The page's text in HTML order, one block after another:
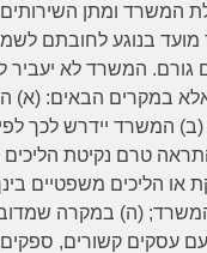
המשרד ומתן
מועד בנוגע לחובתם
המשרד לא יעביר
במקרים הבאים: (א)
המשרד יידרש לכך לפי
טרם נקיטת הליכים
או הליכים משפטיים
(ה) במקרה
עסקים קשורים, ספקים,